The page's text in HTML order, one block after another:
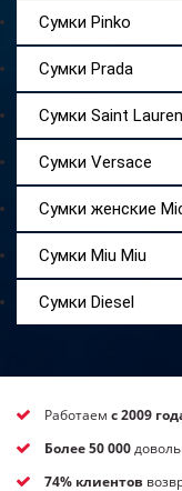
Сумки Pinko
Сумки Prada
Сумки Saint
Сумки Versace
Сумки женские
Сумки Miu Miu
Сумки Diesel
Работаем с 2009
Более 50 000
74% клиентов